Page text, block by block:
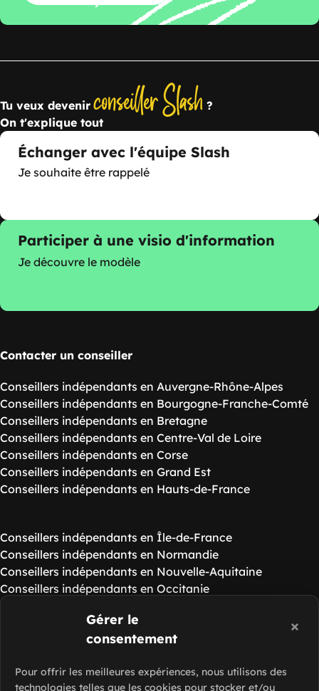
Gérer le
consentement
Pour offrir les meilleures expériences, nous utilisons des
technologies telles que les cookies pour stocker et/ou
Tu veux devenirconseiller Slash ?
On t'explique tout
Échanger avec l'équipe Slash
Je souhaite être rappelé
Participer à une visio d'information
Je découvre le modèle
Contacter un conseiller
Conseillers indépendants en Auvergne-Rhône-Alpes
Conseillers indépendants en Bourgogne-Franche-Comté
Conseillers indépendants en Bretagne
Conseillers indépendants en Centre-Val de Loire
Conseillers indépendants en Corse
Conseillers indépendants en Grand Est
Conseillers indépendants en Hauts-de-France
Conseillers indépendants en Île-de-France
Conseillers indépendants en Normandie
Conseillers indépendants en Nouvelle-Aquitaine
Conseillers indépendants en Occitanie
Conseillers indépendants en Provence-Alpes-Côte d'Azur
Ressources de Slash Intérim
Voir nos guides